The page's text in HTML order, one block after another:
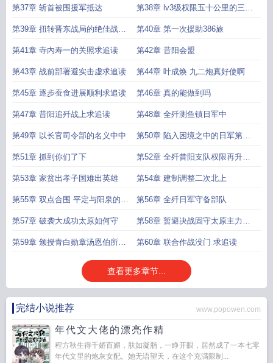
第37章 斩首被围援军抵达 第38章 lv3级权限五十公里的三维
地图
第39章 扭转晋东战局的绝佳战机
求追读
第40章 第一次援助386旅
第41章 寺內寿一的关照求追读 第42章 昔阳会盟
第43章 战前部署避实击虚求追读 第44章 叶成焕 九二炮真好使啊
第45章 逐步蚕食进展顺利求追读 第46章 真的能做到吗
第47章 昔阳追歼战上求追读 第48章 全歼测鱼镇日军中
第49章 以长官司令部的名义中中 第50章 陷入困境之中的日军第一
军
第51章 抓到你们了下 第52章 全歼昔阳支队权限再升级
下
第53章 家贫出孝子国难出英雄 第54章 建制调整二次北上
第55章 双点合围 平定与阳泉的作
战打响
第56章 全歼日军守备部队
第57章 破袭大成功太原如何守 第58章 暂避决战固守太原主力南
撤
第59章 颁授青白勋章汤恩伯所部 第60章 联合作战没门 求追读
查看更多章节...
完结小说推荐 www.popowen.com
年代文大佬的漂亮作精
程方秋生得千娇百媚，肤如凝脂，一睁开眼，居然成了一本七零
年代文里的炮灰女配。她无语望天，在这个充满限制...